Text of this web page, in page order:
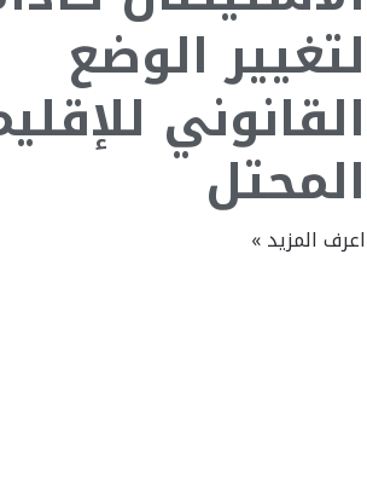
لتغيير الوضع
القانوني
المحتل
اعرف المزيد »